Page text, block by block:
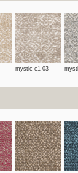
mystic c1 03